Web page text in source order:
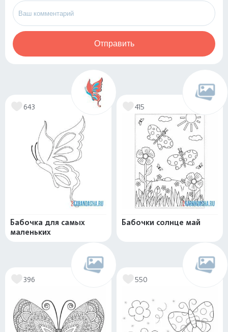
Отправить
643
Бабочка для самых
маленьких
415
Бабочки солнце май
396 550